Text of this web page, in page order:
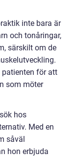
inte bara är
och tonåringar,
särskilt om de
patienten för att
som möter
hos
Med en
såväl
hon erbjuda